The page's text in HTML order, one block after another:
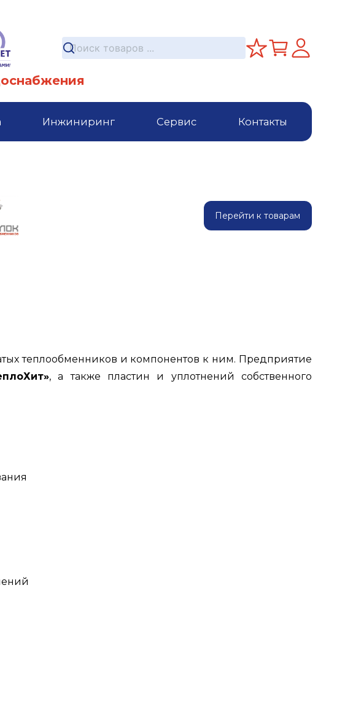
Инжиниринг Сервис Контакты
Перейти к товарам
теплообменников и компонентов к ним. Предприятие
, а также пластин и уплотнений собственного